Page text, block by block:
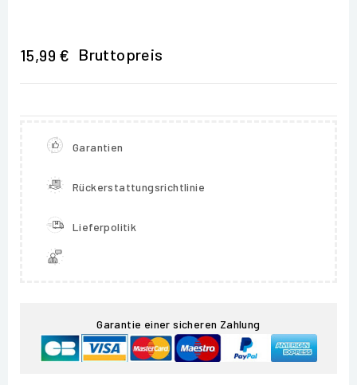
15,99 € Bruttopreis
Garantien
Rückerstattungsrichtlinie
Lieferpolitik
Garantie einer sicheren Zahlung